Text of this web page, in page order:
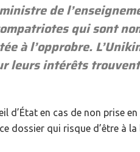
de
qui sont
à l’opprobre.
leurs intérêts
d’État en cas de non prise
dossier qui risque d’être à